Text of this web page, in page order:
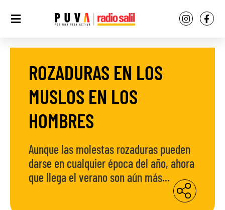
ROZADURAS EN LOS
MUSLOS EN LOS
HOMBRES
Aunque las molestas rozaduras pueden
darse en cualquier época del año, ahora
que llega el verano son aún más...